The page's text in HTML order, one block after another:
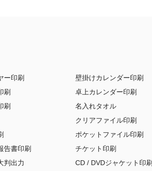
ー印刷
刷
刷
告書印刷
判出力
壁掛けカレンダー印刷
卓上カレンダー印刷
名入れタオル
クリアファイル印刷
ポケットファイル印刷
チケット印刷
CD / DVDジャケット印刷